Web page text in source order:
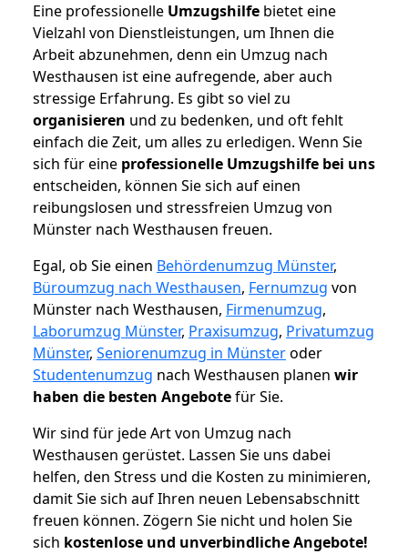
Eine professionelle Umzugshilfe bietet eine
Vielzahl von Dienstleistungen, um Ihnen die
Arbeit abzunehmen, denn ein Umzug nach
Westhausen ist eine aufregende, aber auch
stressige Erfahrung. Es gibt so viel zu
organisieren und zu bedenken, und oft fehlt
einfach die Zeit, um alles zu erledigen. Wenn Sie
sich für eine professionelle Umzugshilfe bei uns
entscheiden, können Sie sich auf einen
reibungslosen und stressfreien Umzug von
Münster nach Westhausen freuen.
Egal, ob Sie einen Behördenumzug Münster,
Büroumzug nach Westhausen, Fernumzug von
Münster nach Westhausen, Firmenumzug,
Laborumzug Münster, Praxisumzug, Privatumzug
Münster, Seniorenumzug in Münsteroder
Studentenumzug nach Westhausen planen wir
haben die besten Angebotefür Sie.
Wir sind für jede Art von Umzug nach
Westhausen gerüstet. Lassen Sie uns dabei
helfen, den Stress und die Kosten zu minimieren,
damit Sie sich auf Ihren neuen Lebensabschnitt
freuen können. Zögern Sie nicht und holen Sie
sich kostenlose und unverbindliche Angebote!